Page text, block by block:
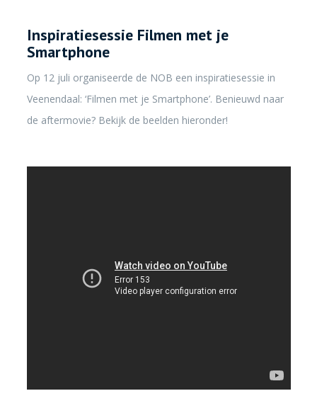
Inspiratiesessie Filmen met je
Smartphone
Op 12 juli organiseerde de NOB een inspiratiesessie in
Veenendaal: ‘Filmen met je Smartphone’. Benieuwd naar
de aftermovie? Bekijk de beelden hieronder!